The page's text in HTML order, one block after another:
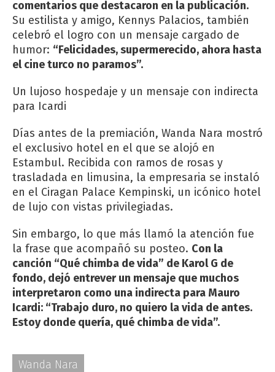
comentarios que destacaron en la publicación.
Su estilista y amigo, Kennys Palacios, también
celebró el logro con un mensaje cargado de
humor: “Felicidades, supermerecido, ahora hasta
el cine turco no paramos”.
Un lujoso hospedaje y un mensaje con indirecta
para Icardi
Días antes de la premiación, Wanda Nara mostró
el exclusivo hotel en el que se alojó en
Estambul. Recibida con ramos de rosas y
trasladada en limusina, la empresaria se instaló
en el Ciragan Palace Kempinski, un icónico hotel
de lujo con vistas privilegiadas.
Sin embargo, lo que más llamó la atención fue
la frase que acompañó su posteo. Con la
canción “Qué chimba de vida” de Karol G de
fondo, dejó entrever un mensaje que muchos
interpretaron como una indirecta para Mauro
Icardi: “Trabajo duro, no quiero la vida de antes.
Estoy donde quería, qué chimba de vida”.
Wanda Nara